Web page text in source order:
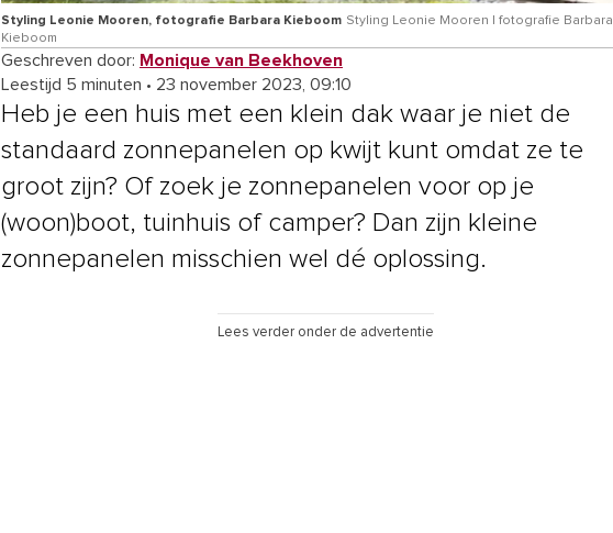
Styling Leonie Mooren, fotografie Barbara Kieboom Styling Leonie Mooren | fotografie Barbara
Kieboom
Geschreven door: Monique van Beekhoven
Leestijd 5 minuten • 23 november 2023, 09:10
Heb je een huis met een klein dak waar je niet de
standaard zonnepanelen op kwijt kunt omdat ze te
groot zijn? Of zoek je zonnepanelen voor op je
(woon)boot, tuinhuis of camper? Dan zijn kleine
zonnepanelen misschien wel dé oplossing.
Lees verder onder de advertentie